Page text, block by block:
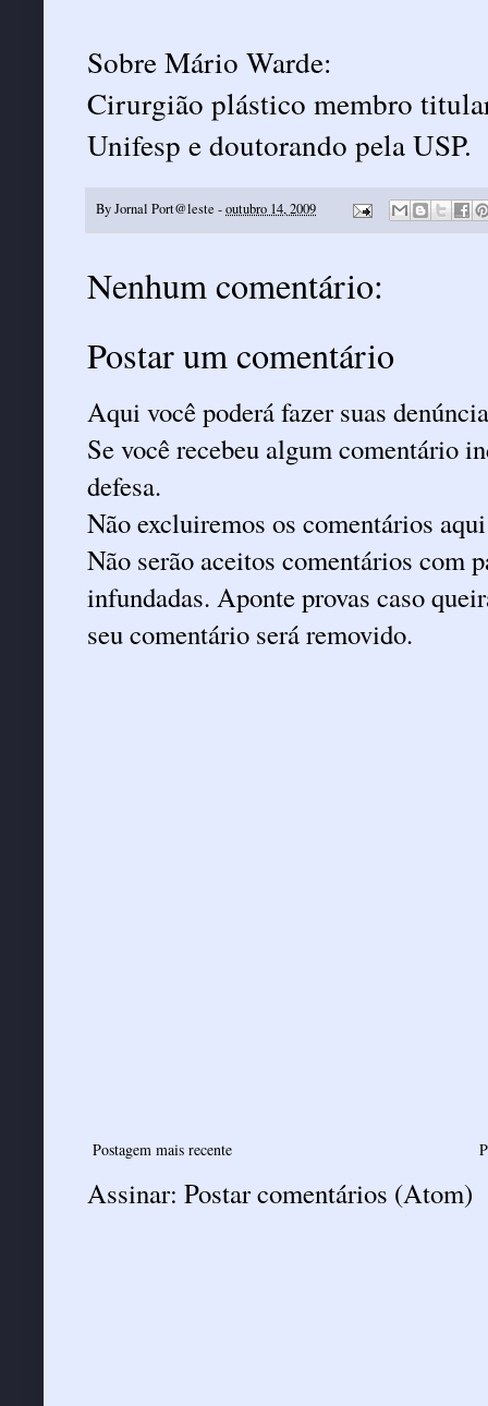
Sobre Mário Warde:
Cirurgião plástico membro
Unifesp e doutorando pela USP.
ByJornal Port@leste -outubro 14, 2009
Nenhum comentário:
Postar um comentário
Aqui você poderá fazer suas
Se você recebeu algum comentário
defesa.
Não excluiremos os comentários
Não serão aceitos comentários com
infundadas. Aponte provas caso
seu comentário será removido.
Postagem mais recente
Assinar: Postar comentários (Atom)